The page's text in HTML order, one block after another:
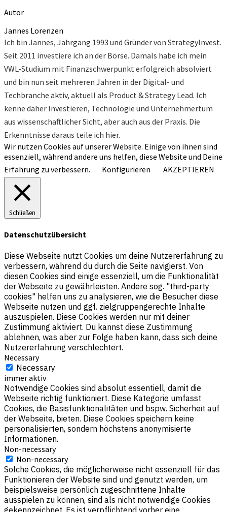
Autor
Jannes Lorenzen
Ich bin Jannes, Jahrgang 1993 und Gründer von StrategyInvest.
Seit 2011 investiere ich an der Börse. Damals habe ich mein
VWL-Studium mit Finanzschwerpunkt erfolgreich absolviert
und bin nun seit mehreren Jahren in der Digital- und
Techbranche aktiv, aktuell als Product & Strategy Lead. Ich
kenne daher Investieren, Technologie und Unternehmertum
aus wissenschaftlicher Sicht, aber auch aus der Praxis. Die
Erkenntnisse daraus teile ich hier.
Wir nutzen Cookies auf unserer Website. Einige von ihnen sind
essenziell, während andere uns helfen, diese Website und Deine
Erfahrung zu verbessern.
Konfigurieren AKZEPTIEREN
Schließen
Datenschutzübersicht
Diese Webseite nutzt Cookies um deine Nutzererfahrung zu
verbessern, während du durch die Seite navigierst. Von
diesen Cookies sind einige essenziell, um die Funktionalität
der Webseite zu gewährleisten. Andere sog. "third-party
cookies" helfen uns zu analysieren, wie die Besucher diese
Webseite nutzen und ggf. zielgruppengerechte Inhalte
auszuspielen. Diese Cookies werden nur mit deiner
Zustimmung aktiviert. Du kannst diese Zustimmung
ablehnen, was aber zur Folge haben kann, dass sich deine
Nutzererfahrung verschlechtert.
Necessary
Necessary
immer aktiv
Notwendige Cookies sind absolut essentiell, damit die
Webseite richtig funktioniert. Diese Kategorie umfasst
Cookies, die Basisfunktionalitäten und bspw. Sicherheit auf
der Webseite, bieten. Diese Cookies speichern keine
personalisierten, sondern höchstens anonymisierte
Informationen.
Non-necessary
Non-necessary
Solche Cookies, die möglicherweise nicht essenziell für das
Funktionieren der Website sind und genutzt werden, um
beispielsweise persönlich zugeschnittene Inhalte
ausspielen zu können, sind als nicht notwendige Cookies
gekennzeichnet. Es ist verpflichtend vorher eine